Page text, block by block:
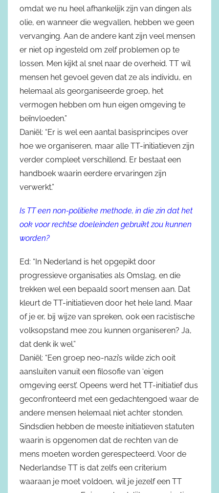
omdat we nu heel afhankelijk zijn van dingen als
olie, en wanneer die wegvallen, hebben we geen
vervanging. Aan de andere kant zijn veel mensen
er niet op ingesteld om zelf problemen op te
lossen. Men kijkt al snel naar de overheid. TT wil
mensen het gevoel geven dat ze als individu, en
helemaal als georganiseerde groep, het
vermogen hebben om hun eigen omgeving te
beïnvloeden.”
Daniël: “Er is wel een aantal basisprincipes over
hoe we organiseren, maar alle TT-initiatieven zijn
verder compleet verschillend. Er bestaat een
handboek waarin eerdere ervaringen zijn
verwerkt.”
Is TT een non-politieke methode, in die zin dat het
ook voor rechtse doeleinden gebruikt zou kunnen
worden?
Ed: “In Nederland is het opgepikt door
progressieve organisaties als Omslag, en die
trekken wel een bepaald soort mensen aan. Dat
kleurt de TT-initiatieven door het hele land. Maar
of je er, bij wijze van spreken, ook een racistische
volksopstand mee zou kunnen organiseren? Ja,
dat denk ik wel.”
Daniël: “Een groep neo-nazi’s wilde zich ooit
aansluiten vanuit een filosofie van ‘eigen
omgeving eerst’. Opeens werd het TT-initiatief dus
geconfronteerd met een gedachtengoed waar de
andere mensen helemaal niet achter stonden.
Sindsdien hebben de meeste initiatieven statuten
waarin is opgenomen dat de rechten van de
mens moeten worden gerespecteerd. Voor de
Nederlandse TT is dat zelfs een criterium
waaraan je moet voldoen, wil je jezelf een TT